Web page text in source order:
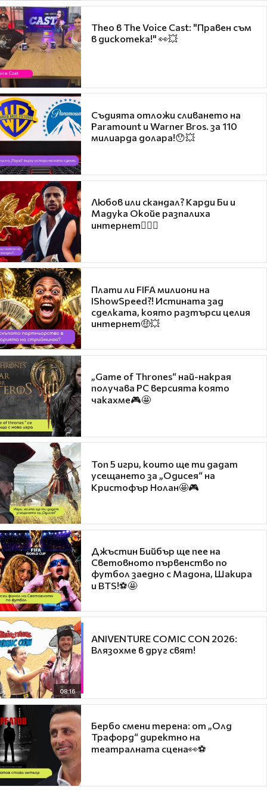
Theo в The Voice Cast: "Правен съм
в дискотека!" 👀💥
Съдията отложи сливането на
Paramount и Warner Bros. за 110
милиарда долара!😯💥
Любов или скандал? Карди Би и
Мадука Окойе разпалиха
интернет❤️‍🔥🔥
Плати ли FIFA милиони на
IShowSpeed?! Истината зад
сделката, която разтърси целия
интернет🤑💥
„Game of Thrones“ най-накрая
получава PC версията която
чакахме🎮🤩
Топ 5 игри, които ще ти дадат
усещането за „Одисея“ на
Кристофър Нолан🤩🎮
Джъстин Бийбър ще пее на
Световното първенство по
футбол заедно с Мадона, Шакира
и BTS!⚽🤩
08:16
ANIVENTURE COMIC CON 2026:
Влязохме в друг свят!
Бербо смени терена: от „Олд
Трафорд“ директно на
театралната сцена👀⚽